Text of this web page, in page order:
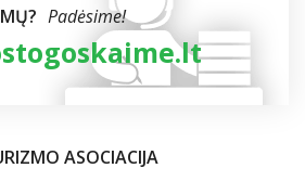
Padėsime!
ASOCIACIJA